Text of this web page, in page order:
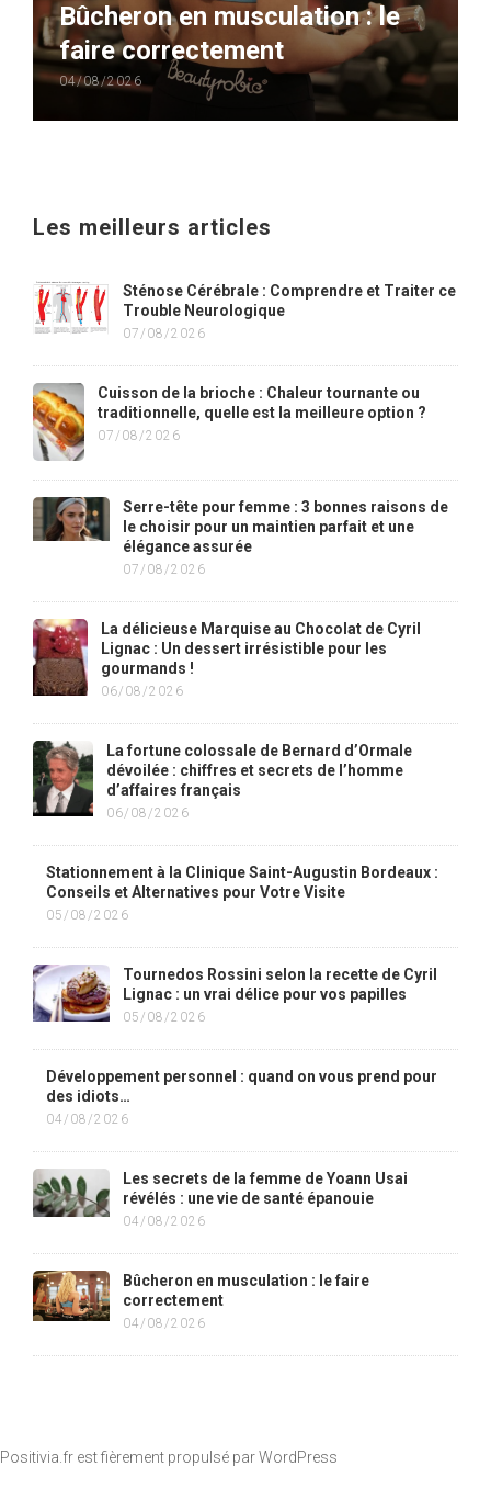
Bûcheron en musculation : le
faire correctement
04/08/2026
Les meilleurs articles
Sténose Cérébrale : Comprendre et Traiter ce
Trouble Neurologique
07/08/2026
Cuisson de la brioche : Chaleur tournante ou
traditionnelle, quelle est la meilleure option ?
07/08/2026
Serre-tête pour femme : 3 bonnes raisons de
le choisir pour un maintien parfait et une
élégance assurée
07/08/2026
La délicieuse Marquise au Chocolat de Cyril
Lignac : Un dessert irrésistible pour les
gourmands !
06/08/2026
La fortune colossale de Bernard d’Ormale
dévoilée : chiffres et secrets de l’homme
d’affaires français
06/08/2026
Stationnement à la Clinique Saint-Augustin Bordeaux :
Conseils et Alternatives pour Votre Visite
05/08/2026
Tournedos Rossini selon la recette de Cyril
Lignac : un vrai délice pour vos papilles
05/08/2026
Développement personnel : quand on vous prend pour
des idiots…
04/08/2026
Les secrets de la femme de Yoann Usai
révélés : une vie de santé épanouie
04/08/2026
Bûcheron en musculation : le faire
correctement
04/08/2026
Positivia.fr est fièrement propulsé parWordPress